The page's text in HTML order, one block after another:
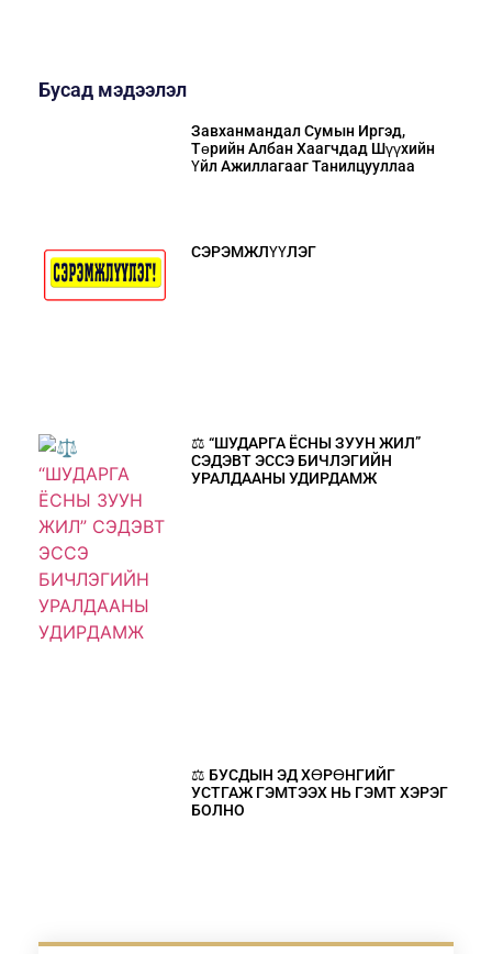
Бусад мэдээлэл
Завханмандал Сумын Иргэд,
Төрийн Албан Хаагчдад Шүүхийн
Үйл Ажиллагааг Танилцууллаа
СЭРЭМЖЛҮҮЛЭГ
⚖️ “ШУДАРГА ЁСНЫ ЗУУН ЖИЛ”
СЭДЭВТ ЭССЭ БИЧЛЭГИЙН
УРАЛДААНЫ УДИРДАМЖ
⚖️ БУСДЫН ЭД ХӨРӨНГИЙГ
УСТГАЖ ГЭМТЭЭХ НЬ ГЭМТ ХЭРЭГ
БОЛНО